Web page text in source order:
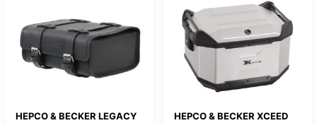
HEPCO & BECKER LEGACY
HEPCO & BECKER XCEED